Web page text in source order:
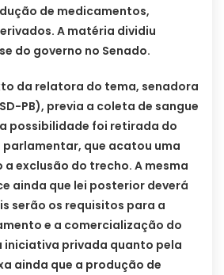
de medicamentos,
A matéria dividiu
do governo no Senado.
da relatora do tema, senadora
PB), previa a coleta de sangue
possibilidade foi retirada do
que acatou uma
exclusão do trecho. A mesma
ainda que lei posterior deverá
serão os requisitos para a
e a comercialização do
iniciativa privada quanto pela
ainda que a produção de